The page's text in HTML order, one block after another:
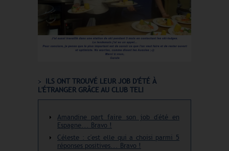
ILS ONT TROUVÉ LEUR JOB D'ÉTÉ À
L'ÉTRANGER GRÂCE AU CLUB TELI
Amandine part faire son job d'été en
Espagne... Bravo !
Céleste : c'est elle qui a choisi parmi 5
réponses positives... Bravo !